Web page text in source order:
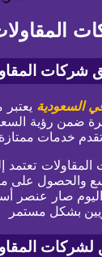
شركات
السعودية
خدمات
المقاولات
والحصول على
اليوم صار عنصر
بشكل مستمر
لشركات